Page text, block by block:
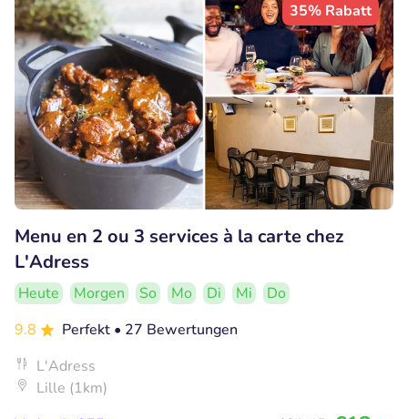
35% Rabatt
Menu en 2 ou 3 services à la carte chez
L'Adress
Heute Morgen So Mo Di Mi
Do
9.8
Perfekt • 27 Bewertungen
L'Adress
Lille (1km)